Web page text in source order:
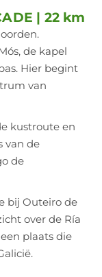
| 22 km
de kapel
Hier begint
van
kustroute en
van de
de
bij Outeiro de
over de Ría
plaats die